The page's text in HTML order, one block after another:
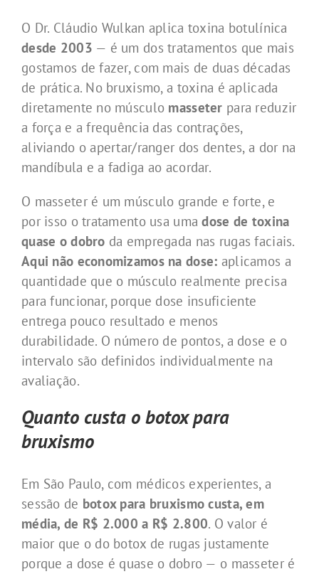
O Dr. Cláudio Wulkan aplica toxina botulínica
desde 2003 — é um dos tratamentos que mais
gostamos de fazer, com mais de duas décadas
de prática. No bruxismo, a toxina é aplicada
diretamente no músculo masseter para reduzir
a força e a frequência das contrações,
aliviando o apertar/ranger dos dentes, a dor na
mandíbula e a fadiga ao acordar.
O masseter é um músculo grande e forte, e
por isso o tratamento usa umadose de toxina
quase o dobro da empregada nas rugas faciais.
Aqui não economizamos na dose: aplicamos a
quantidade que o músculo realmente precisa
para funcionar, porque dose insuficiente
entrega pouco resultado e menos
durabilidade. O número de pontos, a dose e o
intervalo são definidos individualmente na
avaliação.
Quanto custa o botox para
bruxismo
Em São Paulo, com médicos experientes, a
sessão de botox para bruxismo custa, em
média, de R$ 2.000 a R$ 2.800. O valor é
maior que o do botox de rugas justamente
porque a dose é quase o dobro — o masseter é